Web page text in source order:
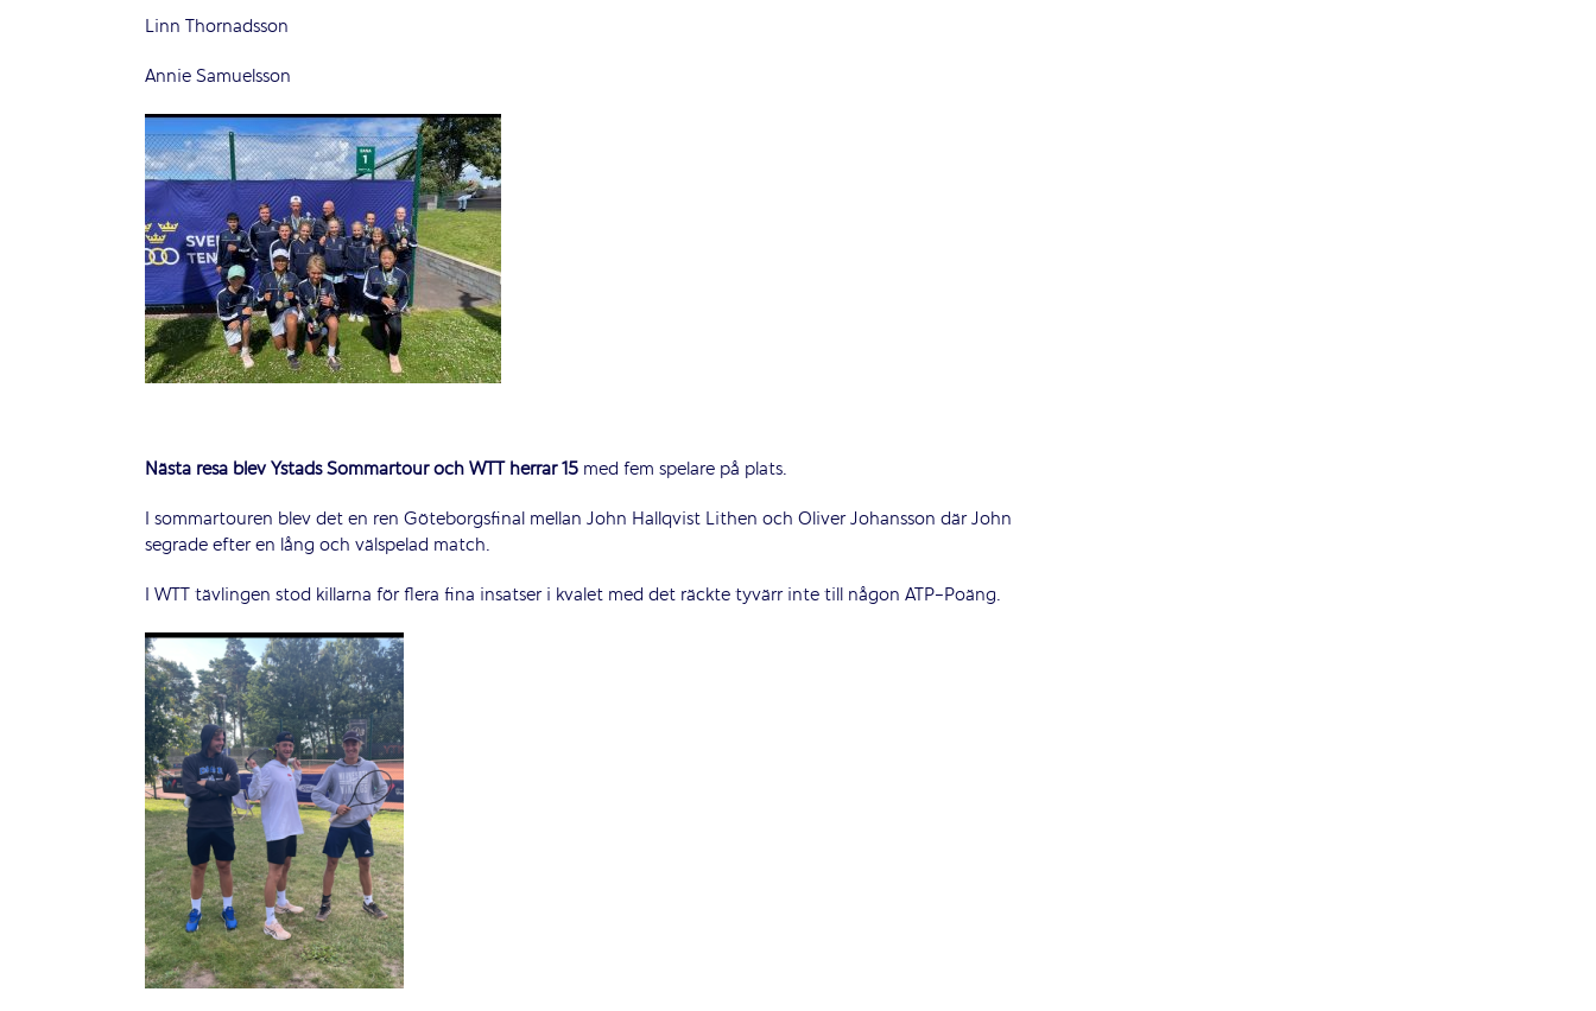
Linn Thornadsson
Annie Samuelsson
Nästa resa blev Ystads Sommartour och WTT herrar 15 med fem spelare på plats.
I sommartouren blev det en ren Göteborgsfinal mellan John Hallqvist Lithen och Oliver Johansson där John
segrade efter en lång och välspelad match.
I WTT tävlingen stod killarna för flera fina insatser i kvalet med det räckte tyvärr inte till någon ATP-Poäng.